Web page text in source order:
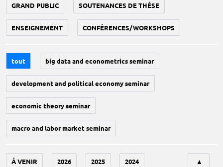
GRAND PUBLIC SOUTENANCES DE THÈSE
ENSEIGNEMENT CONFÉRENCES/WORKSHOPS
tout big data and econometrics seminar
development and political economy seminar
economic theory seminar
macro and labor market seminar
À VENIR 2026 2025 2024 ▲